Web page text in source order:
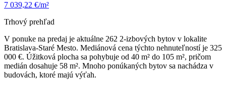
7 039,22 €/m²
Trhový prehľad
V ponuke na predaj je aktuálne 262 2-izbových bytov v lokalite
Bratislava-Staré Mesto. Mediánová cena týchto nehnuteľností je 325
000 €. Úžitková plocha sa pohybuje od 40 m² do 105 m², pričom
medián dosahuje 58 m². Mnoho ponúkaných bytov sa nachádza v
budovách, ktoré majú výťah.